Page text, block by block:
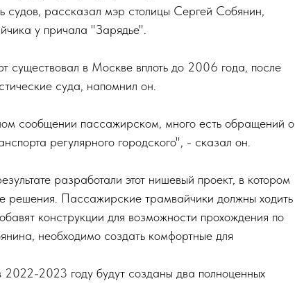
судов, рассказал мэр столицы Сергей Собянин,
у причала "Зарядье".
существовал в Москве вплоть до 2006 года, после
суда, напомнил он.
сообщении пассажирском, много есть обращений о
регулярного городского", - сказал он.
разработали этот нишевый проект, в котором
решения. Пассажирские трамвайчики должны ходить
конструкции для возможности прохождения по
необходимо создать комфортные для
2023 году будут созданы два полноценных